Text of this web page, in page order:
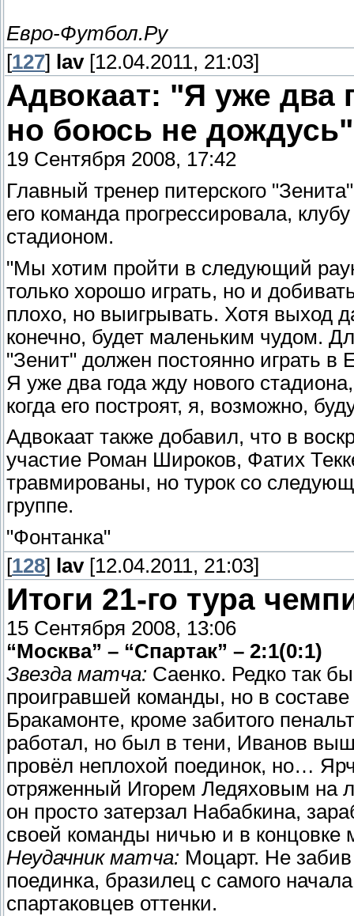
Евро-Футбол.Ру
[127] lav[12.04.2011, 21:03]
Адвокаат: "Я уже два
но боюсь не дождусь"
19 Сентября 2008, 17:42
Главный тренер питерского
его команда прогрессировала,
стадионом.
"Мы хотим пройти в следующий
только хорошо играть, но и
плохо, но выигрывать. Хотя выход
конечно, будет маленьким чудом.
"Зенит" должен постоянно играть
Я уже два года жду нового
когда его построят, я, возможно,
Адвокаат также добавил, что в
участие Роман Широков, Фатих
травмированы, но турок со
группе.
"Фонтанка"
[128] lav[12.04.2011, 21:03]
Итоги 21-го тура
15 Сентября 2008, 13:06
“Москва” – “Спартак” – 2:1(0:1)
Звезда матча: Саенко. Редко так
проигравшей команды, но в составе
Бракамонте, кроме забитого
работал, но был в тени, Иванов
провёл неплохой поединок, но…
отряженный Игорем Ледяховым на
он просто затерзал Набабкина,
своей команды ничью и в концовке
Неудачник матча: Моцарт. Не
поединка, бразилец с самого
спартаковцев оттенки.